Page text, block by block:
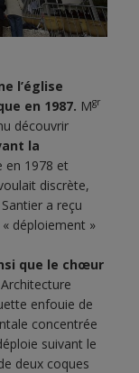
l’église
en 1987. Mgr
découvrir
la
en 1978 et
discrète,
Santier a reçu
« déploiement »
que le chœur
Architecture
enfouie de
concentrée
suivant le
deux coques